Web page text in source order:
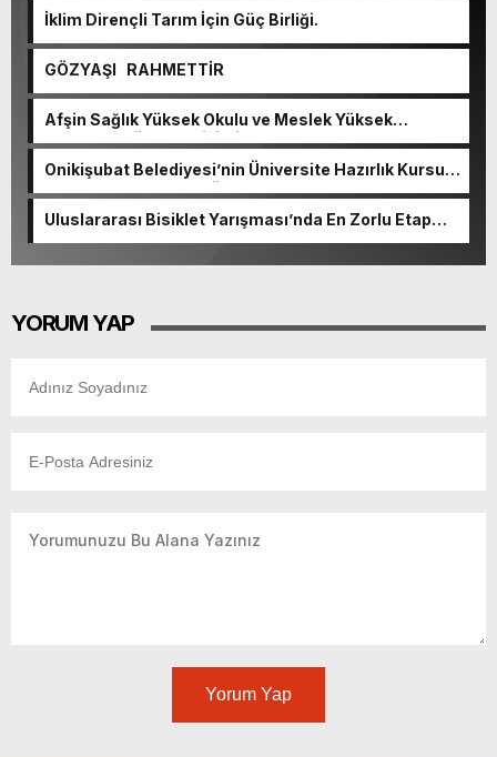
İklim Dirençli Tarım İçin Güç Birliği.
GÖZYAŞI RAHMETTİR
Afşin Sağlık Yüksek Okulu ve Meslek Yüksek
Okulunda görev değişimi!
Onikişubat Belediyesi’nin Üniversite Hazırlık Kursu
başvurularında son gün 7 Ağustos.
Uluslararası Bisiklet Yarışması’nda En Zorlu Etap
YORUM YAP
Yorum Yap